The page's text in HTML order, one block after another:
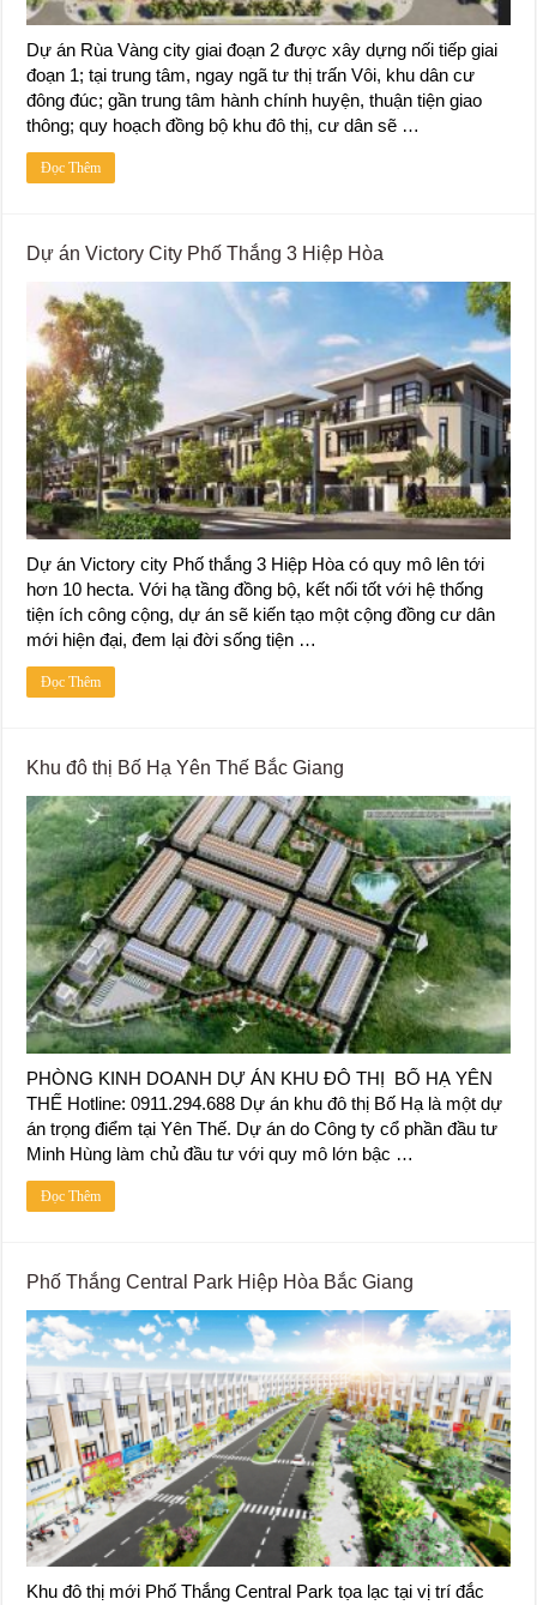
Dự án Rùa Vàng city giai đoạn 2 được xây dựng nối tiếp giai
đoạn 1; tại trung tâm, ngay ngã tư thị trấn Vôi, khu dân cư
đông đúc; gần trung tâm hành chính huyện, thuận tiện giao
thông; quy hoạch đồng bộ khu đô thị, cư dân sẽ …
Đọc Thêm
Dự án Victory City Phố Thắng 3 Hiệp Hòa
Dự án Victory city Phố thắng 3 Hiệp Hòa có quy mô lên tới
hơn 10 hecta. Với hạ tầng đồng bộ, kết nối tốt với hệ thống
tiện ích công cộng, dự án sẽ kiến tạo một cộng đồng cư dân
mới hiện đại, đem lại đời sống tiện …
Đọc Thêm
Khu đô thị Bố Hạ Yên Thế Bắc Giang
PHÒNG KINH DOANH DỰ ÁN KHU ĐÔ THỊ BỐ HẠ YÊN
THẾ Hotline: 0911.294.688 Dự án khu đô thị Bố Hạ là một dự
án trọng điểm tại Yên Thế. Dự án do Công ty cổ phần đầu tư
Minh Hùng làm chủ đầu tư với quy mô lớn bậc …
Đọc Thêm
Phố Thắng Central Park Hiệp Hòa Bắc Giang
Khu đô thị mới Phố Thắng Central Park tọa lạc tại vị trí đắc